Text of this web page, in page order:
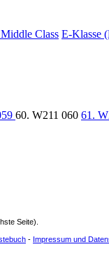
Class E-Klasse
60. W211 060 61.
Seite).
- Impressum und